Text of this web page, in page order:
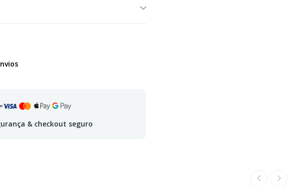
& checkout seguro